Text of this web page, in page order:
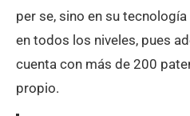
per se, sino en su
en todos los niveles, pues
cuenta con más de 200
propio.